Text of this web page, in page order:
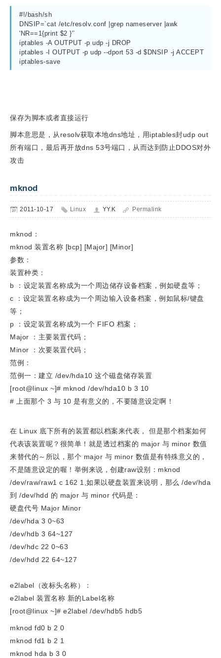
#!/bash/sh
DNSIP=`cat /etc/resolv.conf |grep nameserver |awk
'NR==1{print $2 }'`
iptables -A OUTPUT -p udp -j DROP
iptables -I OUTPUT -p udp --dport 53 -d $DNSIP -j ACCEPT
保存为脚本或者直接运行
脚本意思是，从resolv获取本地dns地址，用iptables封udp out
所有端口，最后再开放dns 53号端口，从而达到防止DDOS对外
攻击
mknod
2011-10-17 Linux YY.K Permalink
mknod：
mknod 装置名称 [bcp] [Major] [Minor]
参数：
装置种类：
b ：设定装置名称成为一个周边储存设备档案，例如硬盘等；
c ：设定装置名称成为一个周边输入设备档案，例如鼠标/键盘
等；
p ：设定装置名称成为一个 FIFO 档案；
Major ：主要装置代码；
Minor ：次要装置代码；
范例：
范例一：建立 /dev/hda10 这个磁盘储存装置
[root@linux ~]# mknod /dev/hda10 b 3 10
# 上面那个 3 与 10 是有意义的，不要随意设定啊！
在 Linux 底下所有的装置都以档案来代表， 但是那个档案如何
代表该装置呢？很简单！就是透过档案的 major 与 minor 数值
来替代的～所以，那个 major 与 minor 数值是有特殊意义的，
不是随意设定的喔！举例来说，创建raw设别：mknod
/dev/raw/raw1 c 162 1,如果以硬盘装置来说明，那么 /dev/hda
到 /dev/hdd 的 major 与 minor 代码是：
硬盘代号 Major Minor
/dev/hda 3 0~63
/dev/hdb 3 64~127
/dev/hdc 22 0~63
/dev/hdd 22 64~127
e2label（改标头名称）：
e2label 装置名称 新的Label名称
[root@linux ~]# e2label /dev/hdb5 hdb5
mknod fd0 b 2 0
mknod fd1 b 2 1
mknod hda b 3 0